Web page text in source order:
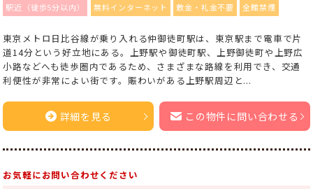
駅近（徒歩5分以内）
無料インターネット 敷金・礼金不要 全館禁煙
東京メトロ日比谷線が乗り入れる仲御徒町駅は、東京駅まで電車で片
道14分という好立地にある。上野駅や御徒町駅、上野御徒町や上野広
小路などへも徒歩圏内であるため、さまざまな路線を利用でき、交通
利便性が非常によい街です。賑わいがある上野駅周辺と...
詳細を見る この物件に問い合わせる
お気軽にお問い合わせください